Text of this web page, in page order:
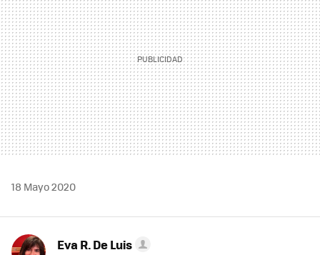
18 Mayo 2020
Eva R. De Luis